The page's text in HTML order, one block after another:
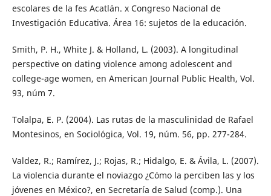
escolares de la fes Acatlán. x Congreso Nacional de
Investigación Educativa. Área 16: sujetos de la educación.
Smith, P. H., White J. & Holland, L. (2003). A longitudinal
perspective on dating violence among adolescent and
college-age women, en American Journal Public Health, Vol.
93, núm 7.
Tolalpa, E. P. (2004). Las rutas de la masculinidad de Rafael
Montesinos, en Sociológica, Vol. 19, núm. 56, pp. 277-284.
Valdez, R.; Ramírez, J.; Rojas, R.; Hidalgo, E. & Ávila, L. (2007).
La violencia durante el noviazgo ¿Cómo la perciben las y los
jóvenes en México?, en Secretaría de Salud (comp.). Una